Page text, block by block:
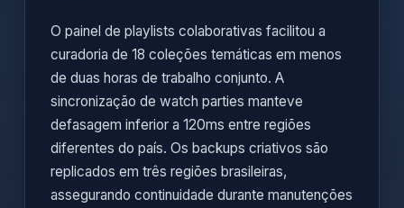
O painel de playlists colaborativas facilitou a
curadoria de 18 coleções temáticas em menos
de duas horas de trabalho conjunto. A
sincronização de watch parties manteve
defasagem inferior a 120ms entre regiões
diferentes do país. Os backups criativos são
replicados em três regiões brasileiras,
assegurando continuidade durante manutenções